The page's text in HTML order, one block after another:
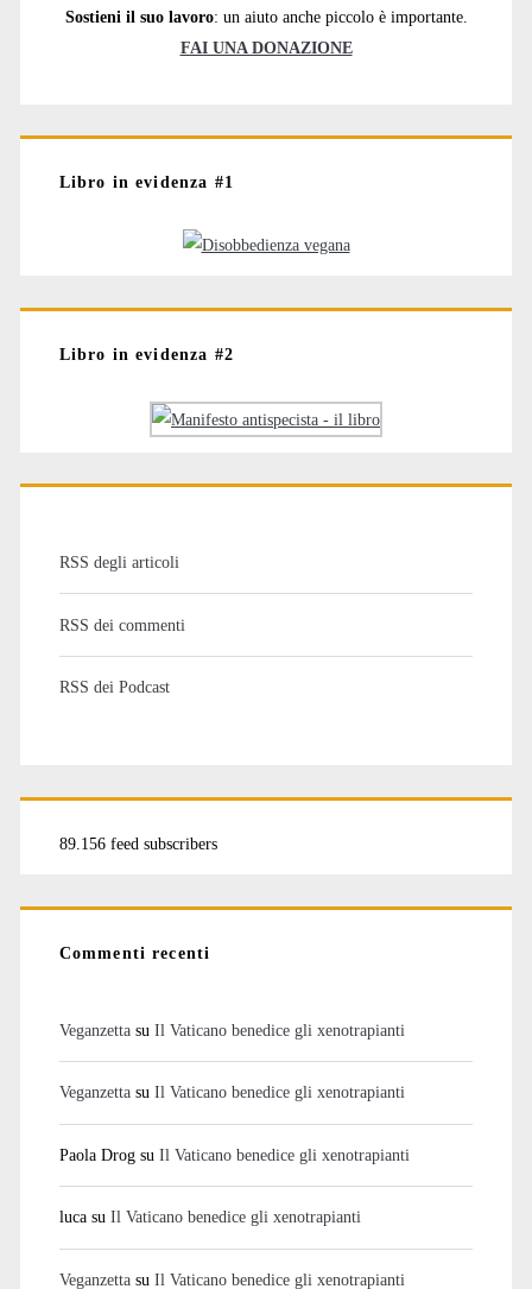
Sostieni il suo lavoro: un aiuto anche piccolo è importante.
FAI UNA DONAZIONE
Libro in evidenza #1
Libro in evidenza #2
RSS degli articoli
RSS dei commenti
RSS dei Podcast
89.156 feed subscribers
Commenti recenti
Veganzettasu Il Vaticano benedice gli xenotrapianti
Veganzettasu Il Vaticano benedice gli xenotrapianti
Paola Drogsu Il Vaticano benedice gli xenotrapianti
lucasu Il Vaticano benedice gli xenotrapianti
Veganzettasu Il Vaticano benedice gli xenotrapianti